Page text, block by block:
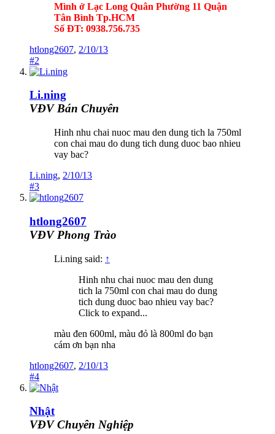
Mình ở Lạc Long Quân Phường 11 Quận
Tân Bình Tp.HCM
Số ĐT: 0938.756.735
htlong2607, 2/10/13
#2
Li.ning
VĐV Bán Chuyên
Hinh nhu chai nuoc mau den dung tich la 750ml
con chai mau do dung tich dung duoc bao nhieu
vay bac?
Li.ning, 2/10/13
#3
htlong2607
VĐV Phong Trào
Li.ning said: ↑
Hinh nhu chai nuoc mau den dung
tich la 750ml con chai mau do dung
tich dung duoc bao nhieu vay bac?
Click to expand...
màu đen 600ml, màu đỏ là 800ml đo bạn
cám ơn bạn nha
htlong2607, 2/10/13
#4
Nhật
VĐV Chuyên Nghiệp